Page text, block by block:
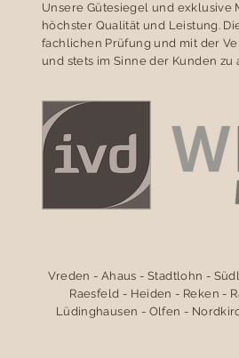
Unsere Gütesiegel und
höchster Qualität und Leistung.
fachlichen Prüfung und mit der
und stets im Sinne der Kunden zu
Vreden - Ahaus - Stadtlohn -
Raesfeld - Heiden - Reken -
Lüdinghausen - Olfen -